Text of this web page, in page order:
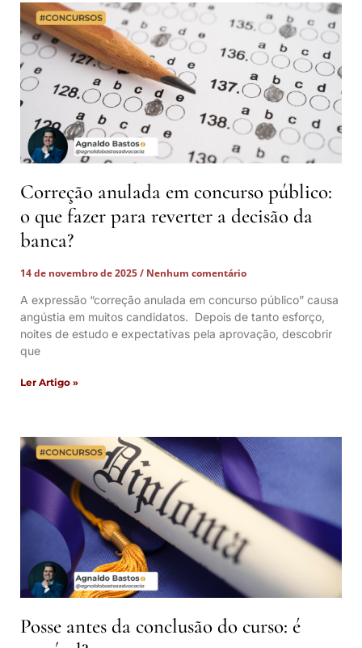
Correção anulada em concurso público:
o que fazer para reverter a decisão da
banca?
14 de novembro de 2025
Nenhum comentário
A expressão “correção anulada em concurso público” causa
angústia em muitos candidatos. Depois de tanto esforço,
noites de estudo e expectativas pela aprovação, descobrir
que
Ler Artigo »
Posse antes da conclusão do curso: é